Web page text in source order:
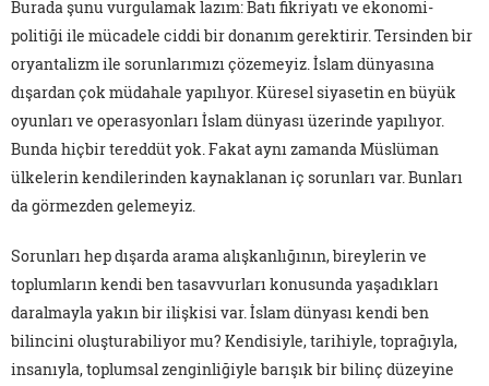
Burada şunu vurgulamak lazım: Batı fikriyatı ve ekonomi-
politiği ile mücadele ciddi bir donanım gerektirir. Tersinden bir
oryantalizm ile sorunlarımızı çözemeyiz. İslam dünyasına
dışardan çok müdahale yapılıyor. Küresel siyasetin en büyük
oyunları ve operasyonları İslam dünyası üzerinde yapılıyor.
Bunda hiçbir tereddüt yok. Fakat aynı zamanda Müslüman
ülkelerin kendilerinden kaynaklanan iç sorunları var. Bunları
da görmezden gelemeyiz.
Sorunları hep dışarda arama alışkanlığının, bireylerin ve
toplumların kendi ben tasavvurları konusunda yaşadıkları
daralmayla yakın bir ilişkisi var. İslam dünyası kendi ben
bilincini oluşturabiliyor mu? Kendisiyle, tarihiyle, toprağıyla,
insanıyla, toplumsal zenginliğiyle barışık bir bilinç düzeyine